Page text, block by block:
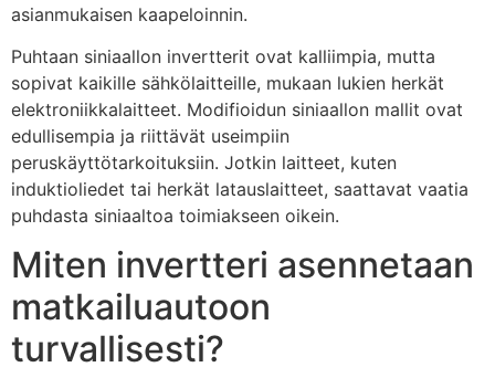
asianmukaisen kaapeloinnin.
Puhtaan siniaallon invertterit ovat kalliimpia, mutta
sopivat kaikille sähkölaitteille, mukaan lukien herkät
elektroniikkalaitteet. Modifioidun siniaallon mallit ovat
edullisempia ja riittävät useimpiin
peruskäyttötarkoituksiin. Jotkin laitteet, kuten
induktioliedet tai herkät latauslaitteet, saattavat vaatia
puhdasta siniaaltoa toimiakseen oikein.
Miten invertteri asennetaan
matkailuautoon
turvallisesti?